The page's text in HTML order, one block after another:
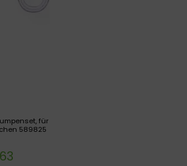
für
589825